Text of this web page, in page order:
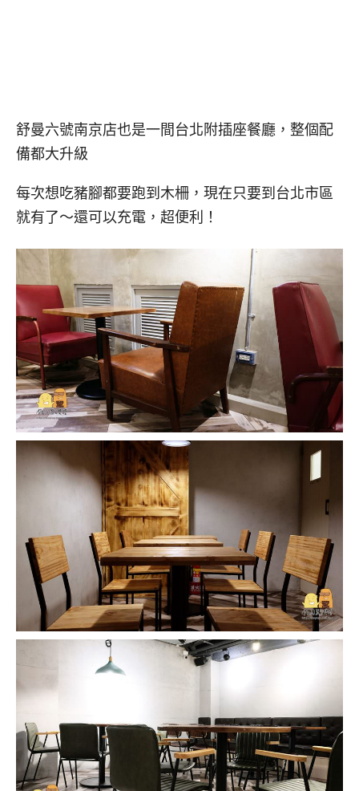
舒曼六號南京店也是一間台北附插座餐廳，整個配
備都大升級
每次想吃豬腳都要跑到木柵，現在只要到台北市區
就有了～還可以充電，超便利！